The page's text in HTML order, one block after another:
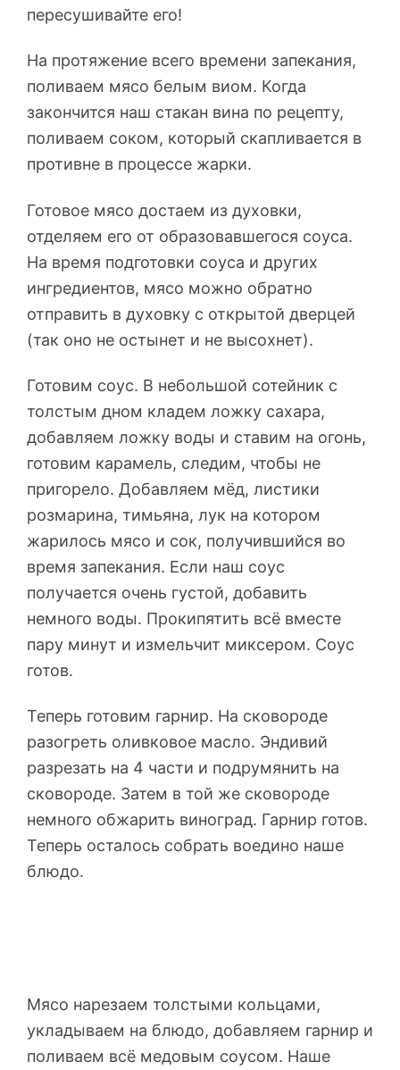
пересушивайте его!
На протяжение всего времени запекания,
поливаем мясо белым виом. Когда
закончится наш стакан вина по рецепту,
поливаем соком, который скапливается в
противне в процессе жарки.
Готовое мясо достаем из духовки,
отделяем его от образовавшегося соуса.
На время подготовки соуса и других
ингредиентов, мясо можно обратно
отправить в духовку с открытой дверцей
(так оно не остынет и не высохнет).
Готовим соус. В небольшой сотейник с
толстым дном кладем ложку сахара,
добавляем ложку воды и ставим на огонь,
готовим карамель, следим, чтобы не
пригорело. Добавляем мёд, листики
розмарина, тимьяна, лук на котором
жарилось мясо и сок, получившийся во
время запекания. Если наш соус
получается очень густой, добавить
немного воды. Прокипятить всё вместе
пару минут и измельчит миксером. Соус
готов.
Теперь готовим гарнир. На сковороде
разогреть оливковое масло. Эндивий
разрезать на 4 части и подрумянить на
сковороде. Затем в той же сковороде
немного обжарить виноград. Гарнир готов.
Теперь осталось собрать воедино наше
блюдо.
Мясо нарезаем толстыми кольцами,
укладываем на блюдо, добавляем гарнир и
поливаем всё медовым соусом. Наше